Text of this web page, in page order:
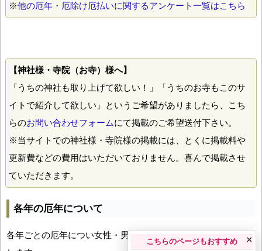
※他の厄年・厄除け厄払いに関するアンケート一覧はこちら
【神社様・寺院（お寺）様へ】
「うちの神社も取り上げて欲しい！」「うちのお寺もこのサ
イトで紹介して欲しい」というご希望がありましたら、こち
らのお問い合わせフォームにて掲載のご希望送付下さい。
※当サイトでの神社様・寺院様の掲載には、とくに掲載料や
更新費などの費用はいただいておりません。喜んで掲載させ
ていただきます。
各年の厄年について
各年ごとの厄年につい女性・男性の年齢早見表とともにお伝え
こちらのページもおすすめ ×